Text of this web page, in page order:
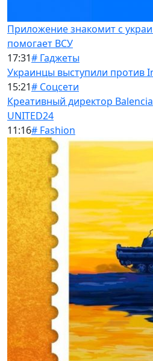
Приложение знакомит с
помогает ВСУ
17:31# Гаджеты
Украинцы выступили против
15:21# Соцсети
Креативный директор
UNITED24
11:16# Fashion